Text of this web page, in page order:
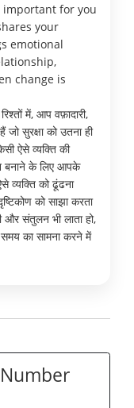
important for you
your
emotional
change is
रिश्तों में, आप वफ़ादारी,
सुरक्षा को उतना ही
ऐसे व्यक्ति की
बनाने के लिए आपके
व्यक्ति को ढूंढना
को साझा करता
और संतुलन भी लाता हो,
का सामना करने में